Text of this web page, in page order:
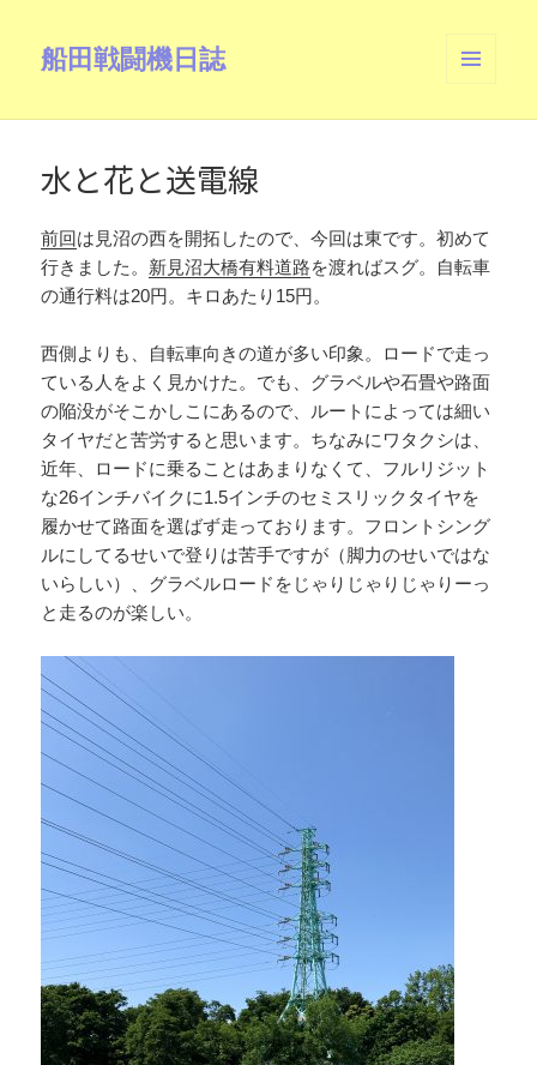
船田戦闘機日誌
ーとウ
水と花と送電線
前回は見沼の西を開拓したので、今回は東です。初めて
行きました。 新見沼大橋有料道路を渡ればスグ。自転車
の通行料は20円。キロあたり15円。
西側よりも、自転車向きの道が多い印象。ロードで走っ
ている人をよく見かけた。でも、グラベルや石畳や路面
の陥没がそこかしこにあるので、ルートによっては細い
タイヤだと苦労すると思います。ちなみにワタクシは、
近年、ロードに乗ることはあまりなくて、フルリジット
な26インチバイクに1.5インチのセミスリックタイヤを
履かせて路面を選ばず走っております。フロントシング
ルにしてるせいで登りは苦手ですが（脚力のせいではな
いらしい）、グラベルロードをじゃりじゃりじゃりーっ
と走るのが楽しい。